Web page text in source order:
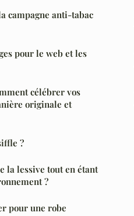
campagne anti-tabac
pour le web et les
célébrer vos
originale et
?
la lessive tout en étant
?
pour une robe